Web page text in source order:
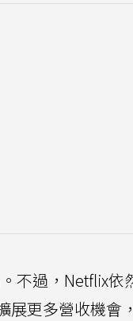
不過，Netflix依
展更多營收機會